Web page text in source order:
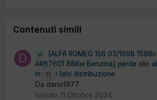
Contenuti simili
11
[ALFA ROMEO 156 03/1998
AR67601 88Kw Benzina] perde olio
motore lato distribuzione
Da dario1977
Iniziato 11 Ottobre 2024